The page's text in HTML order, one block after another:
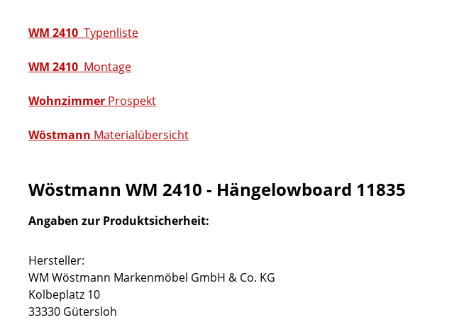
WM 2410 Typenliste
WM 2410 Montage
Wohnzimmer Prospekt
Wöstmann Materialübersicht
Wöstmann WM 2410 - Hängelowboard 11835
Angaben zur Produktsicherheit:
Hersteller:
WM Wöstmann Markenmöbel GmbH & Co. KG
Kolbeplatz 10
33330 Gütersloh